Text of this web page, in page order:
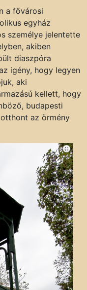
a fővárosi
egyház
személye jelentette
akiben
diaszpóra
igény, hogy legyen
aki
kellett, hogy
budapesti
az örmény